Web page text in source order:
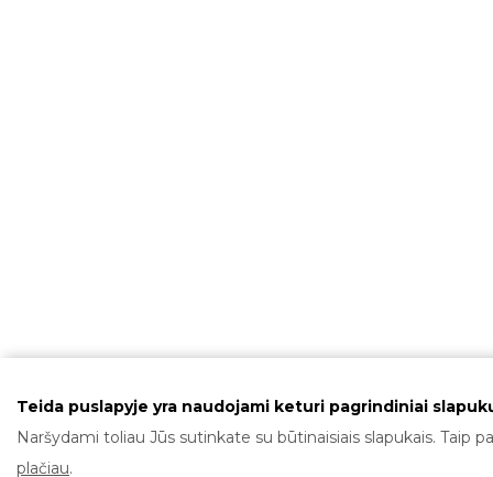
Teida puslapyje yra naudojami keturi pagrindiniai
Naršydami toliau Jūs sutinkate su būtinaisiais slapukais. Taip
plačiau.